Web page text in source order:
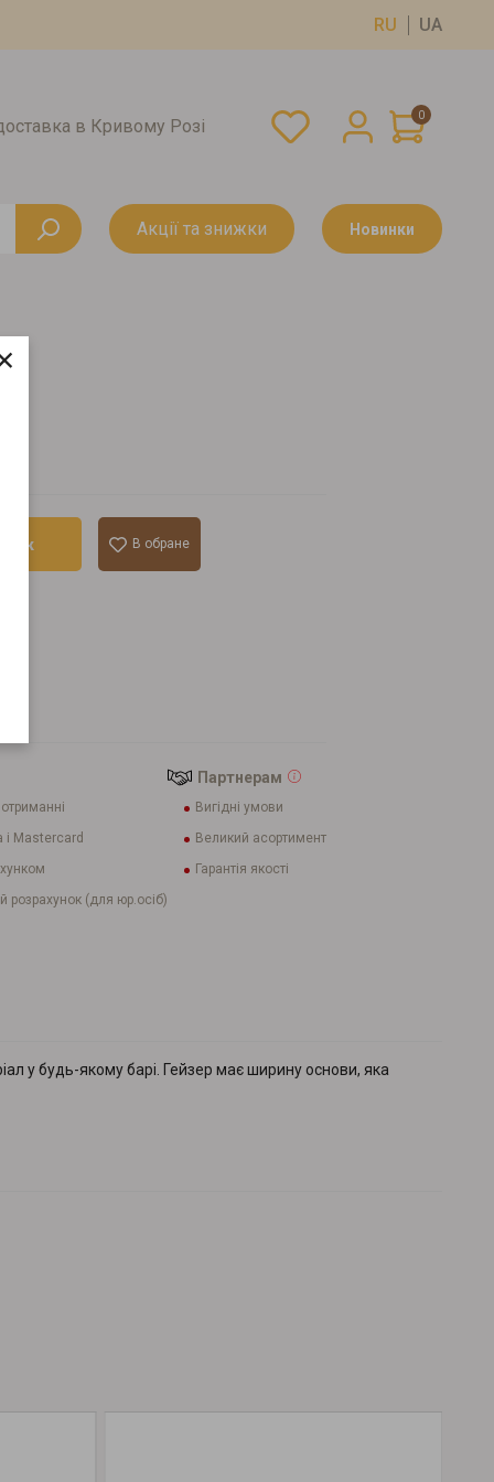
RU UA
в Кривому Розі
0
Акції та знижки Новинки
В обране
і Mastercard
розрахунок (для юр.осіб)
Партнерам
Вигідні умови
Великий асортимент
Гарантія якості
у будь-якому барі. Гейзер має ширину основи, яка